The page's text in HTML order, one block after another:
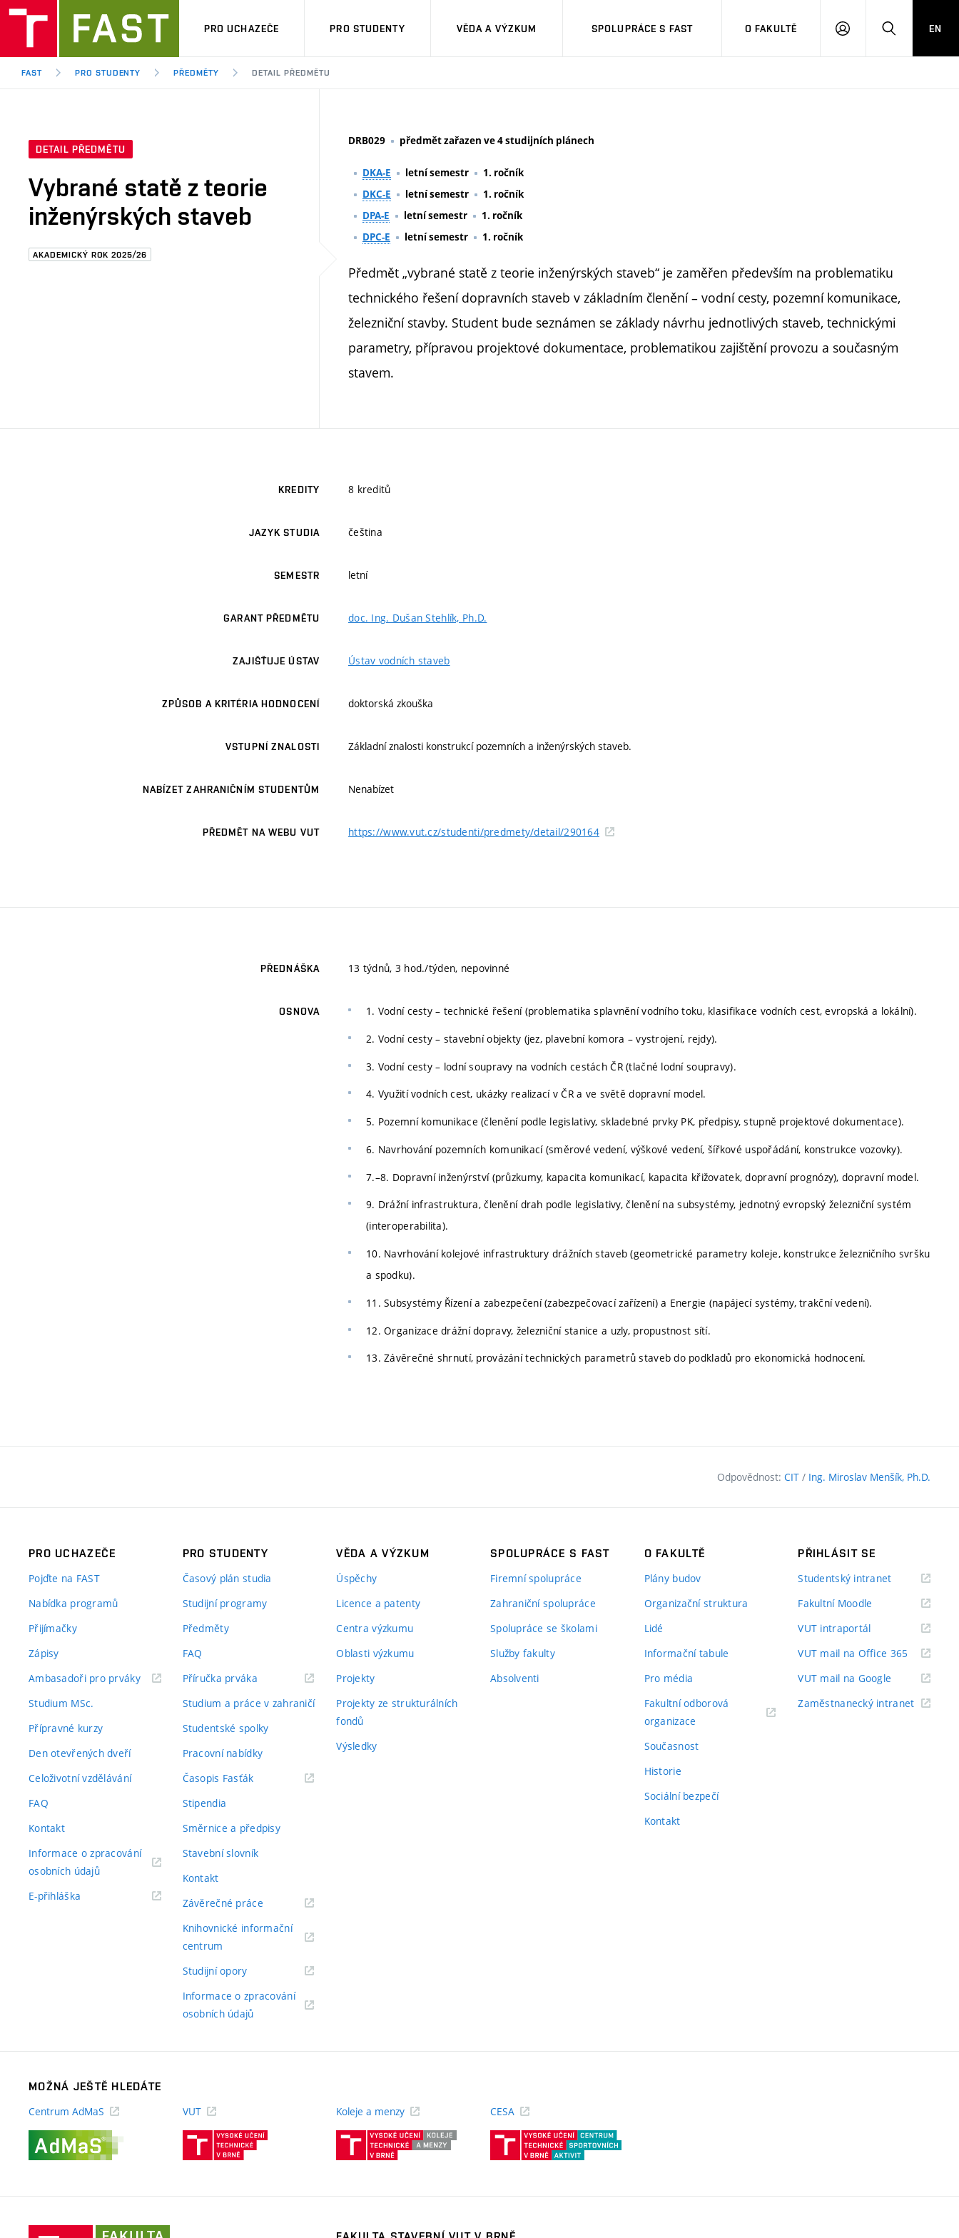
PRO UCHAZEČE PRO STUDENTY VĚDA A VÝZKUM SPOLUPRÁCE S FAST O FAKULTĚ
PŘIHLÁSITHLEDAT
EN
FAST PRO STUDENTY PŘEDMĚTY DETAIL PŘEDMĚTU
DETAIL PŘEDMĚTU
Vybrané statě z teorie
inženýrských staveb
AKADEMICKÝ ROK 2025/26
DRB029 předmět zařazen ve 4 studijních plánech
DKA-E letní semestr
1. ročník
DKC-E
letní semestr
1. ročník
DPA-E
letní semestr
1. ročník
DPC-E
letní semestr 1. ročník
Předmět „vybrané statě z teorie inženýrských staveb“ je zaměřen především na problematiku
technického řešení dopravních staveb v základním členění – vodní cesty, pozemní komunikace,
železniční stavby. Student bude seznámen se základy návrhu jednotlivých staveb, technickými
parametry, přípravou projektové dokumentace, problematikou zajištění provozu a současným
stavem.
KREDITY 8 kreditů
JAZYK STUDIA čeština
SEMESTR letní
GARANT PŘEDMĚTU doc. Ing. Dušan Stehlík, Ph.D.
ZAJIŠŤUJE ÚSTAV Ústav vodních staveb
ZPŮSOB A KRITÉRIA HODNOCENÍ doktorská zkouška
VSTUPNÍ ZNALOSTI Základní znalosti konstrukcí pozemních a inženýrských staveb.
NABÍZET ZAHRANIČNÍM STUDENTŮM Nenabízet
PŘEDMĚT NA WEBU VUT https://www.vut.cz/studenti/predmety/detail/290164
PŘEDNÁŠKA 13 týdnů, 3 hod./týden, nepovinné
OSNOVA 1. Vodní cesty – technické řešení (problematika splavnění vodního toku, klasifikace vodních cest, evropská a lokální).
2. Vodní cesty – stavební objekty (jez, plavební komora – vystrojení, rejdy).
3. Vodní cesty – lodní soupravy na vodních cestách ČR (tlačné lodní soupravy).
4. Využití vodních cest, ukázky realizací v ČR a ve světě dopravní model.
5. Pozemní komunikace (členění podle legislativy, skladebné prvky PK, předpisy, stupně projektové dokumentace).
6. Navrhování pozemních komunikací (směrové vedení, výškové vedení, šířkové uspořádání, konstrukce vozovky).
7.–8. Dopravní inženýrství (průzkumy, kapacita komunikací, kapacita křižovatek, dopravní prognózy), dopravní model.
9. Drážní infrastruktura, členění drah podle legislativy, členění na subsystémy, jednotný evropský železniční systém
(interoperabilita).
10. Navrhování kolejové infrastruktury drážních staveb (geometrické parametry koleje, konstrukce železničního svršku
a spodku).
11. Subsystémy Řízení a zabezpečení (zabezpečovací zařízení) a Energie (napájecí systémy, trakční vedení).
12. Organizace drážní dopravy, železniční stanice a uzly, propustnost sítí.
13. Závěrečné shrnutí, provázání technických parametrů staveb do podkladů pro ekonomická hodnocení.
Odpovědnost: CIT / Ing. Miroslav Menšík, Ph.D.
PRO UCHAZEČE
Pojďte na FAST
Nabídka programů
Přijímačky
Zápisy
Ambasadoři pro prváky(externí
Studium MSc.
Přípravné kurzy
Den otevřených dveří
Celoživotní vzdělávání
FAQ
Kontakt
Informace o zpracování
osobních údajů(externí
E-přihláška
PRO STUDENTY
Časový plán studia
Studijní programy
Předměty
FAQ
Příručka prváka(externí
Studium a práce v zahraničí
Studentské spolky
Pracovní nabídky
Časopis Fasťák(externí
Stipendia
Směrnice a předpisy
Stavební slovník
Kontakt
Závěrečné práce(externí
Knihovnické informační
centrum
Studijní opory(externí
Informace o zpracování
osobních údajů(externí
VĚDA A VÝZKUM
Úspěchy
Licence a patenty
Centra výzkumu
Oblasti výzkumu
Projekty
Projekty ze strukturálních
fondů
Výsledky
SPOLUPRÁCE S FAST
Firemní spolupráce
Zahraniční spolupráce
Spolupráce se školami
Služby fakulty
Absolventi
O FAKULTĚ
Plány budov
Organizační struktura
Lidé
Informační tabule
Pro média
Fakultní odborová
organizace
Současnost
Historie
Sociální bezpečí
Kontakt
PŘIHLÁSIT SE
Studentský intranet(externí
Fakultní Moodle
VUT intraportál(externí
VUT mail na Office 365 (externí
VUT mail na Google (externí
Zaměstnanecký intranet(externí
MOŽNÁ JEŠTĚ HLEDÁTE
Centrum AdMaS
VUT
(externí
Koleje a menzy
(externí
CESA